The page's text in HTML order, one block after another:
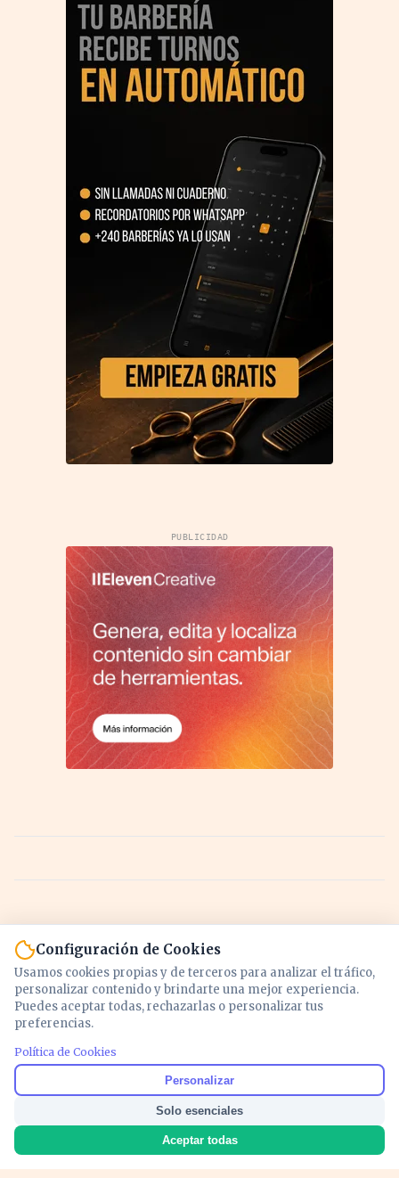
PUBLICIDAD
Noticias y análisis de economía, mercados,
inversión y política. Información actualizada
para entender lo que mueve tu dinero y tu
país.
Configuración de Cookies
Usamos cookies propias y de terceros para analizar el tráfico,
personalizar contenido y brindarte una mejor experiencia.
Puedes aceptar todas, rechazarlas o personalizar tus
preferencias.
Política de Cookies
Personalizar
Solo esenciales
Aceptar todas